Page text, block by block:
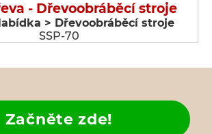
- Dřevoobráběcí stroje
> Dřevoobráběcí stroje
SSP-70
Začněte zde!